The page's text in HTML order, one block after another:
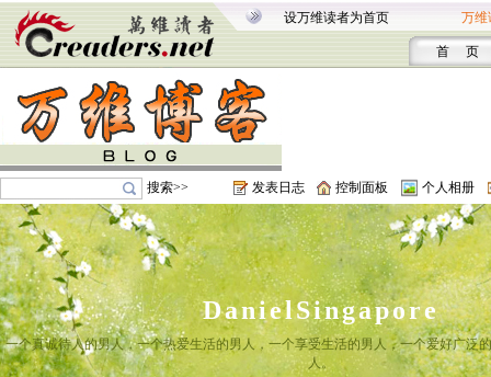
设万维读者为首页 万维
首 页
搜索>> 发表日志 控制面板 个人相册
DanielSingapore
一个真诚待人的男人，一个热爱生活的男人，一个享受生活的男人，一个爱好广泛
人。